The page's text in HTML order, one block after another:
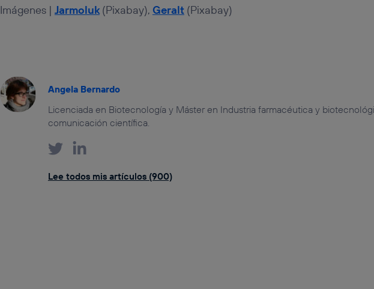
Imágenes | Jarmoluk(Pixabay), Geralt(Pixabay)
Angela Bernardo
Licenciada en Biotecnología y Máster en Industria farmacéutica y
comunicación científica.
Lee todos mis artículos (900)